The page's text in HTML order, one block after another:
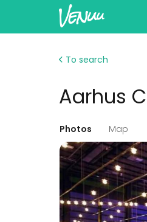
To search
Aarhus
Photos Map